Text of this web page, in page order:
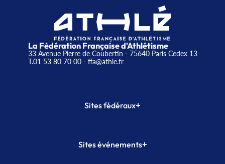
La Fédération Française d'Athlétisme
33 Avenue Pierre de Coubertin - 75640 Paris Cedex 13
T.01 53 80 70 00- ffa@athle.fr
Sites fédéraux+
Plateforme Formation
Sites événements+